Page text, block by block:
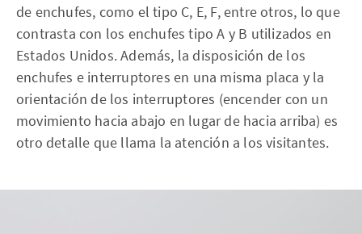
de enchufes, como el tipo C, E, F, entre otros, lo que
contrasta con los enchufes tipo A y B utilizados en
Estados Unidos. Además, la disposición de los
enchufes e interruptores en una misma placa y la
orientación de los interruptores (encender con un
movimiento hacia abajo en lugar de hacia arriba) es
otro detalle que llama la atención a los visitantes.